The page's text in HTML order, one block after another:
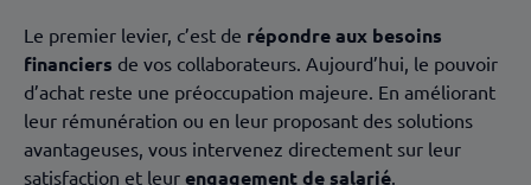
Le premier levier, c’est de répondre aux besoins
financiers de vos collaborateurs. Aujourd’hui, le pouvoir
d’achat reste une préoccupation majeure. En améliorant
leur rémunération ou en leur proposant des solutions
avantageuses, vous intervenez directement sur leur
satisfaction et leur engagement de salarié.